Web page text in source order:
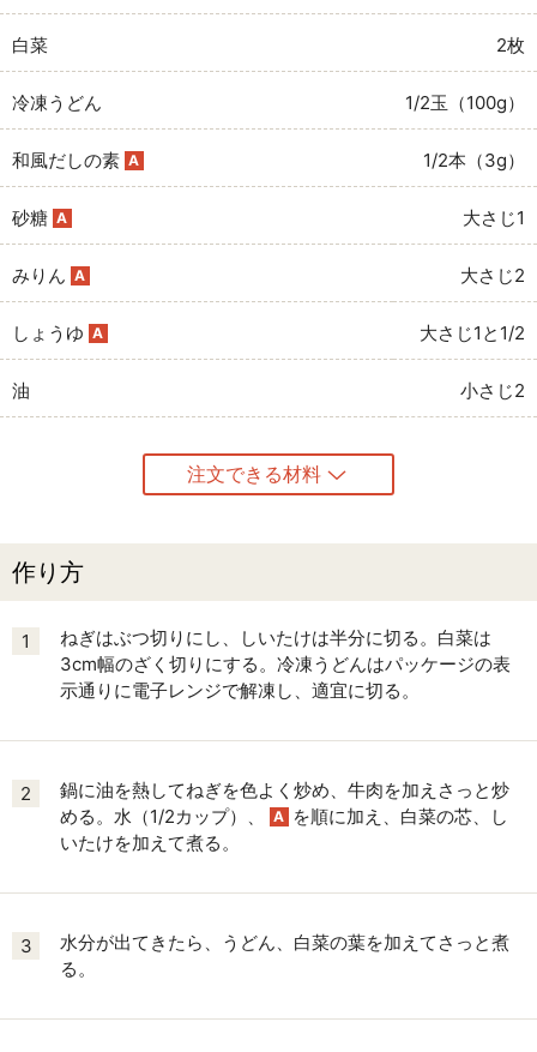
白菜 2枚
冷凍うどん 1/2玉（100g）
和風だしの素 A 1/2本（3g）
砂糖 A 大さじ1
みりん A 大さじ2
しょうゆ A 大さじ1と1/2
油 小さじ2
注文できる材料
作り方
1
ねぎはぶつ切りにし、しいたけは半分に切る。白菜は
3cm幅のざく切りにする。冷凍うどんはパッケージの表
示通りに電子レンジで解凍し、適宜に切る。
2
鍋に油を熱してねぎを色よく炒め、牛肉を加えさっと炒
める。水（1/2カップ）、
A を順に加え、白菜の芯、し
いたけを加えて煮る。
3
水分が出てきたら、うどん、白菜の葉を加えてさっと煮
る。